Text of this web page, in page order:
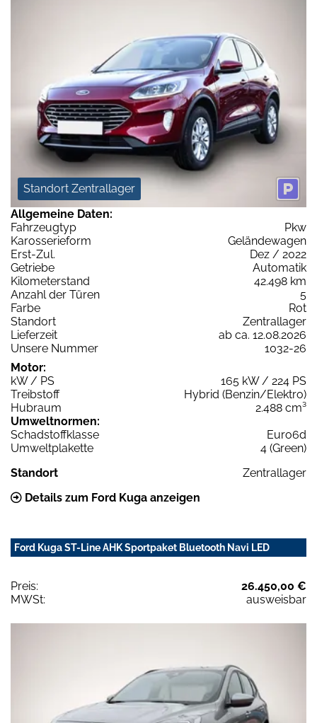
Standort Zentrallager
Allgemeine Daten:
Fahrzeugtyp
Pkw
Karosserieform
Geländewagen
Erst-Zul.
Dez / 2022
Getriebe
Automatik
Kilometerstand
42.498 km
Anzahl der Türen
5
Farbe
Rot
Standort
Zentrallager
Lieferzeit
ab ca. 12.08.2026
Unsere Nummer
1032-26
Motor:
kW / PS
165 kW / 224 PS
Treibstoff
Hybrid (Benzin/Elektro)
Hubraum
2.488 cm³
Umweltnormen:
Schadstoffklasse
Euro6d
Umweltplakette
4 (Green)
Standort
Zentrallager
Details zum Ford Kuga anzeigen
Ford Kuga ST-Line AHK Sportpaket Bluetooth Navi LED
Preis:
26.450,00 €
MWSt:
ausweisbar